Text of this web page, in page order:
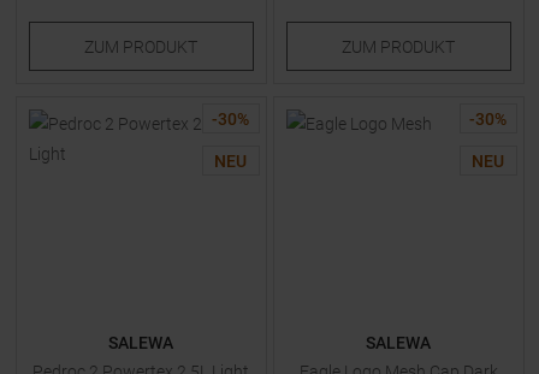
ZUM PRODUKT ZUM PRODUKT
-30%
NEU
SALEWA
-30%
NEU
SALEWA